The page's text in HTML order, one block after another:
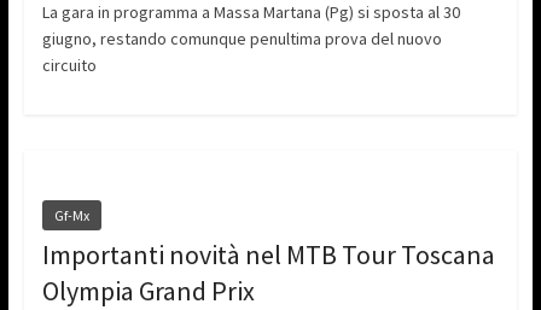
La gara in programma a Massa Martana (Pg) si sposta al 30
giugno, restando comunque penultima prova del nuovo
circuito
Gf-Mx
Importanti novità nel MTB Tour Toscana
Olympia Grand Prix